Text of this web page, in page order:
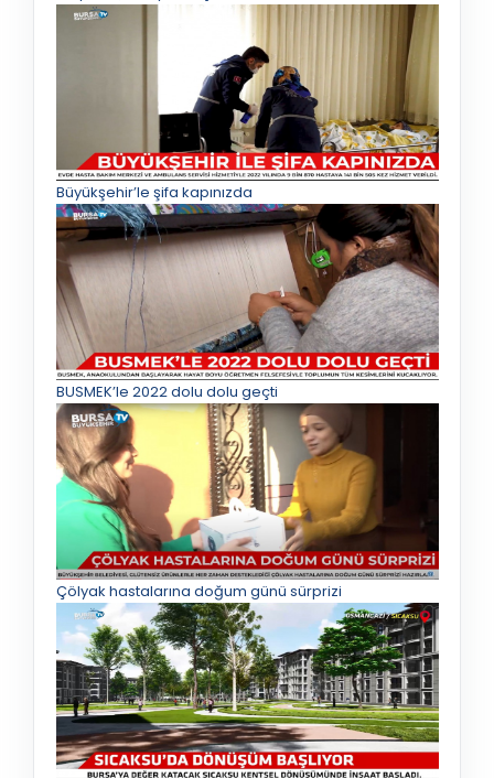
Büyükşehir’le şifa kapınızda
BUSMEK’le 2022 dolu dolu geçti
Çölyak hastalarına doğum günü sürprizi